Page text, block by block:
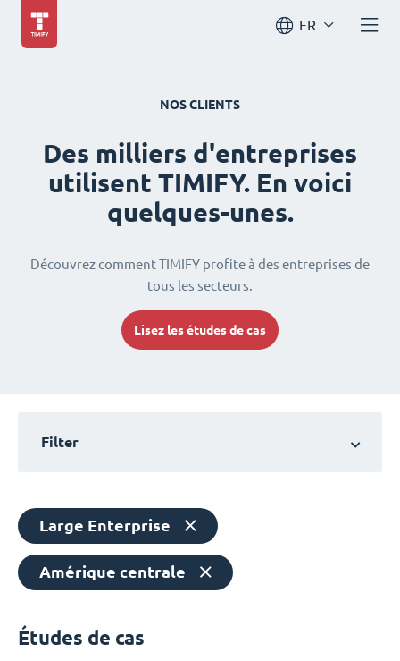
FR
NOS CLIENTS
Des milliers d'entreprises
utilisent TIMIFY. En voici
quelques-unes.
Découvrez comment TIMIFY profite à des entreprises de
tous les secteurs.
Lisez les études de cas
Filter
Large Enterprise
Amérique centrale
Études de cas